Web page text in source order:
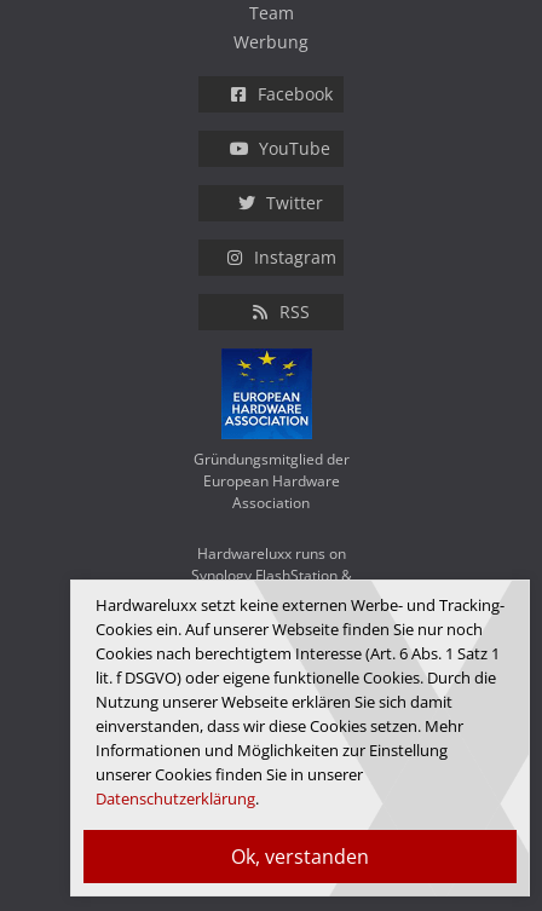
Ok, verstanden
Hardwareluxx setzt keine externen Werbe- und Tracking-
Cookies ein. Auf unserer Webseite finden Sie nur noch
Cookies nach berechtigtem Interesse (Art. 6 Abs. 1 Satz 1
lit. f DSGVO) oder eigene funktionelle Cookies. Durch die
Nutzung unserer Webseite erklären Sie sich damit
einverstanden, dass wir diese Cookies setzen. Mehr
Informationen und Möglichkeiten zur Einstellung
unserer Cookies finden Sie in unserer
Datenschutzerklärung.
Team
Werbung
Facebook
YouTube
Twitter
Instagram
RSS
Gründungsmitglied der
European Hardware
Association
Hardwareluxx runs on
Synology FlashStation &
WD Red SA500
© Copyright 2026 Hardwareluxx Media GmbH